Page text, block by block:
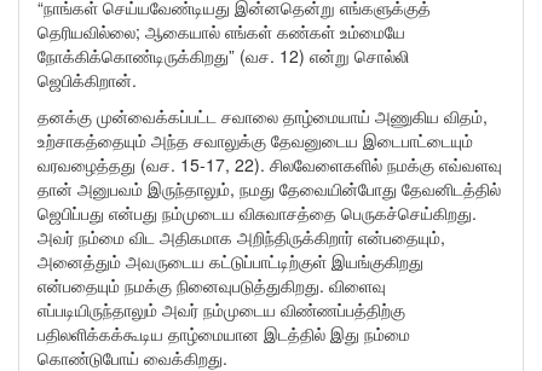
“நாங்கள் செய்யவேண்டியது இன்னதென்று எங்களுக்குத்
தெரியவில்லை; ஆகையால் எங்கள் கண்கள் உம்மையே
நோக்கிக்கொண்டிருக்கிறது” (வச. 12) என்று சொல்லி
ஜெபிக்கிறான்.
தனக்கு முன்வைக்கப்பட்ட சவாலை தாழ்மையாய் அணுகிய விதம்,
உற்சாகத்தையும் அந்த சவாலுக்கு தேவனுடைய இடைபாட்டையும்
வரவழைத்தது (வச. 15-17, 22). சிலவேளைகளில் நமக்கு எவ்வளவு
தான் அனுபவம் இருந்தாலும், நமது தேவையின்போது தேவனிடத்தில்
ஜெபிப்பது என்பது நம்முடைய விசுவாசத்தை பெருகச்செய்கிறது.
அவர் நம்மை விட அதிகமாக அறிந்திருக்கிறார் என்பதையும்,
அனைத்தும் அவருடைய கட்டுப்பாட்டிற்குள் இயங்குகிறது
என்பதையும் நமக்கு நினைவுபடுத்துகிறது. விளைவு
எப்படியிருந்தாலும் அவர் நம்முடைய விண்ணப்பத்திற்கு
பதிலளிக்கக்கூடிய தாழ்மையான இடத்தில் இது நம்மை
கொண்டுபோய் வைக்கிறது.